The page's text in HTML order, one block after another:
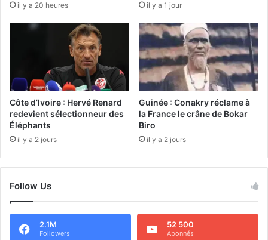
il y a 20 heures il y a 1 jour
Côte d’Ivoire : Hervé Renard
redevient sélectionneur des
Éléphants
il y a 2 jours
Guinée : Conakry réclame à
la France le crâne de Bokar
Biro
il y a 2 jours
Follow Us
2.1M
Followers
52 500
Abonnés